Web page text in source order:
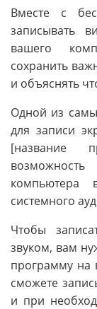
Вместе с
записывать
вашего
сохранить
и объяснять
Одной из
для записи
[название
компьютера
системного
Чтобы
звуком, вам
программу на
сможете
и при